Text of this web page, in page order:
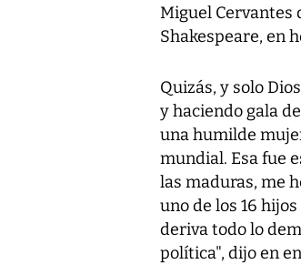
Miguel Cervantes
Shakespeare, en
Quizás, y solo
y haciendo gala
una humilde
mundial. Esa fue
las maduras, me
uno de los 16
deriva todo lo
política", dijo en